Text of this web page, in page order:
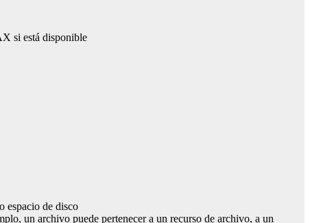
si está disponible
espacio de disco
un archivo puede pertenecer a un recurso de archivo, a un